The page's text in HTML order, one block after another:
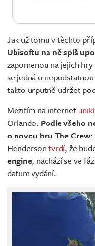
Jak už tomu v těchto
Ubisoftu na ně spíš
zapomenou na jejich
se jedná o
takto urputně udržet
Mezitím na internet
Orlando. Podle všeho
o novou hru The
Henderson tvrdí, že
engine, nachází se ve
datum vydání.